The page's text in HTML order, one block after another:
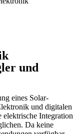
und
eines Solar-
und digitalen
elektrische Integration
Da keine